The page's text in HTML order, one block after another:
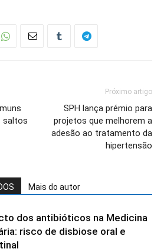
saltos
Próximo artigo
SPH lança prémio para
projetos que melhorem a
adesão ao tratamento da
hipertensão
Mais do autor
dos antibióticos na Medicina
risco de disbiose oral e